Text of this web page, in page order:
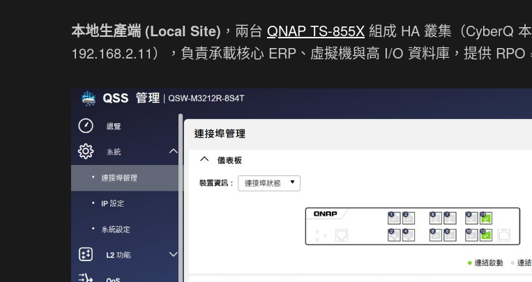
本地生產端 (Local Site) ，兩台 QNAP TS-855X 組成 HA 叢集（CyberQ
192.168.2.11），負責承載核心 ERP、虛擬機與高 I/O 資料庫，提供 RPO